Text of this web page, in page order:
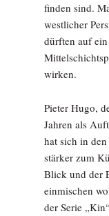
finden sind.
westlicher
dürften auf
wirken.
Pieter Hugo,
Jahren als
hat sich in
stärker zum
Blick und der
einmischen
der Serie